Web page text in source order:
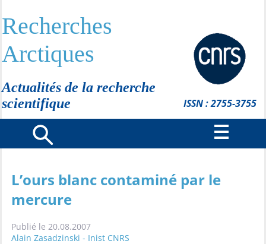
Recherches
Arctiques
Actualités de la recherche
scientifique
ISSN : 2755-3755
L’ours blanc contaminé par le
mercure
Publié le 20.08.2007
Alain Zasadzinski - Inist CNRS